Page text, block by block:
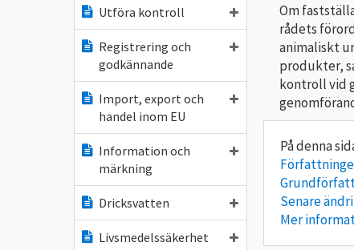
Utföra kontroll
Registrering och
godkännande
Import, export och
handel inom EU
Information och
märkning
Dricksvatten
Livsmedelssäkerhet
Om
rådets
animaliskt
produkter,
kontroll vid
Senare
Mer